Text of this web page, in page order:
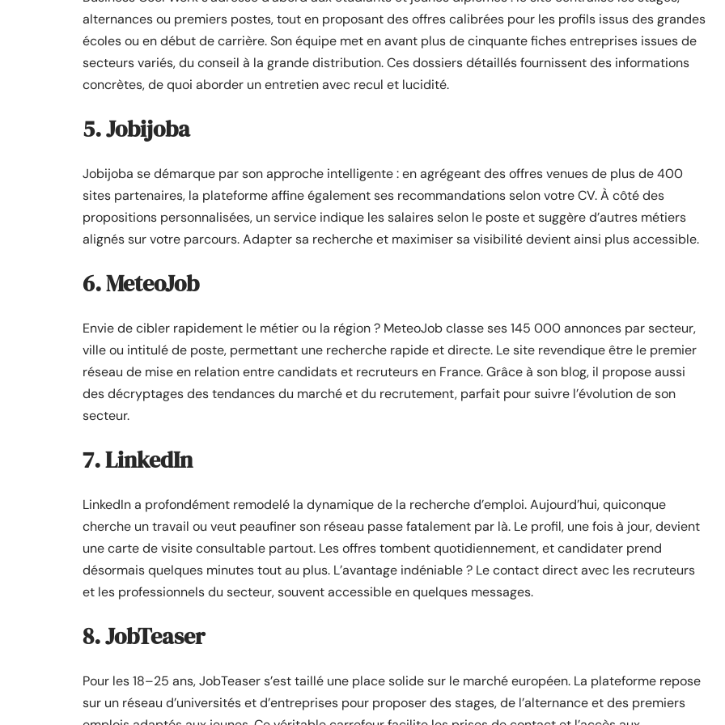
alternances ou premiers postes, tout en proposant des offres calibrées pour les profils issus des grandes
écoles ou en début de carrière. Son équipe met en avant plus de cinquante fiches entreprises issues de
secteurs variés, du conseil à la grande distribution. Ces dossiers détaillés fournissent des informations
concrètes, de quoi aborder un entretien avec recul et lucidité.
5. Jobijoba
Jobijoba se démarque par son approche intelligente : en agrégeant des offres venues de plus de 400
sites partenaires, la plateforme affine également ses recommandations selon votre CV. À côté des
propositions personnalisées, un service indique les salaires selon le poste et suggère d’autres métiers
alignés sur votre parcours. Adapter sa recherche et maximiser sa visibilité devient ainsi plus accessible.
6. MeteoJob
Envie de cibler rapidement le métier ou la région ? MeteoJob classe ses 145 000 annonces par secteur,
ville ou intitulé de poste, permettant une recherche rapide et directe. Le site revendique être le premier
réseau de mise en relation entre candidats et recruteurs en France. Grâce à son blog, il propose aussi
des décryptages des tendances du marché et du recrutement, parfait pour suivre l’évolution de son
secteur.
7. LinkedIn
LinkedIn a profondément remodelé la dynamique de la recherche d’emploi. Aujourd’hui, quiconque
cherche un travail ou veut peaufiner son réseau passe fatalement par là. Le profil, une fois à jour, devient
une carte de visite consultable partout. Les offres tombent quotidiennement, et candidater prend
désormais quelques minutes tout au plus. L’avantage indéniable ? Le contact direct avec les recruteurs
et les professionnels du secteur, souvent accessible en quelques messages.
8. JobTeaser
Pour les 18–25 ans, JobTeaser s’est taillé une place solide sur le marché européen. La plateforme repose
sur un réseau d’universités et d’entreprises pour proposer des stages, de l’alternance et des premiers